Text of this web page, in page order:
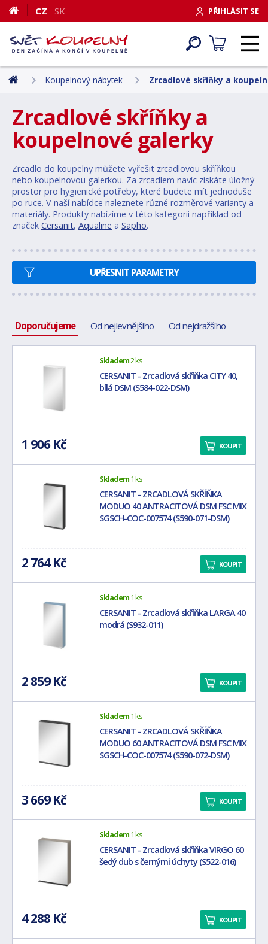
PŘIHLÁSIT SE
CZ SK
Koupelnový nábytek Zrcadlové skříňky a
Zrcadlové skříňky a
koupelnové galerky
Zrcadlo do koupelny můžete vyřešit zrcadlovou skříňkou
nebo koupelnovou galerkou. Za zrcadlem navíc získáte úložný
prostor pro hygienické potřeby, které budete mít jednoduše
po ruce. V naší nabídce naleznete různé rozměrové varianty a
materiály. Produkty nabízíme v této kategorii například od
značek Cersanit, Aqualine a Sapho.
UPŘESNIT PARAMETRY
Doporučujeme Od nejlevnějšího Od nejdražšího
Skladem2 ks
CERSANIT - Zrcadlová skříňka CITY 40,
bílá DSM (S584-022-DSM)
1 906 Kč KOUPIT
Skladem1 ks
CERSANIT - ZRCADLOVÁ SKŘÍŇKA
MODUO 40 ANTRACITOVÁ DSM FSC MIX
SGSCH-COC-007574 (S590-071-DSM)
2 764 Kč KOUPIT
Skladem1 ks
CERSANIT - Zrcadlová skříňka LARGA 40
modrá (S932-011)
2 859 Kč KOUPIT
Skladem1 ks
CERSANIT - ZRCADLOVÁ SKŘÍŇKA
MODUO 60 ANTRACITOVÁ DSM FSC MIX
SGSCH-COC-007574 (S590-072-DSM)
3 669 Kč KOUPIT
Skladem1 ks
CERSANIT - Zrcadlová skříňka VIRGO 60
šedý dub s černými úchyty (S522-016)
4 288 Kč KOUPIT